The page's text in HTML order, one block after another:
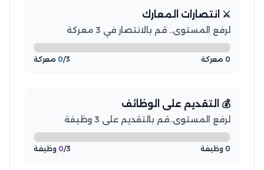
⚔️ انتصارات المعارك
لرفع المستوى.. قم بالانتصار في 3 معركة
0 معركة 0/3 معركة
💰 التقديم على الوظائف
لرفع المستوى..قم بالتقديم على 3 وظيفة
0 وظيفة 0/3 وظيفة